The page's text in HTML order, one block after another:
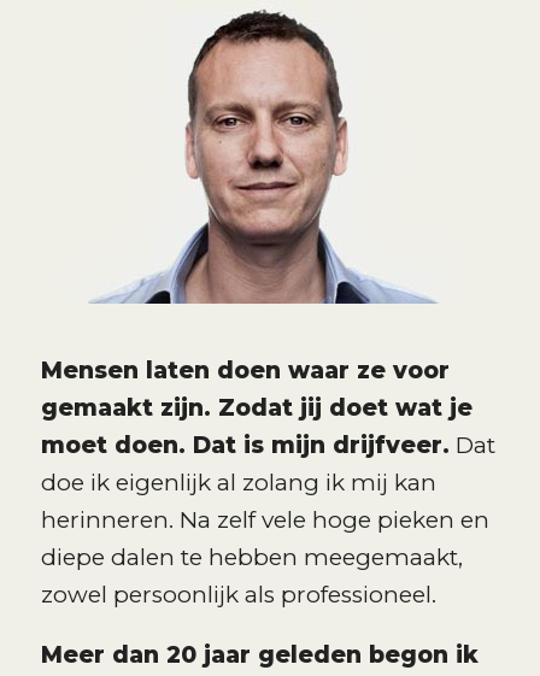
Mensen laten doen waar ze voor
gemaakt zijn. Zodat jij doet wat je
moet doen. Dat is mijn drijfveer. Dat
doe ik eigenlijk al zolang ik mij kan
herinneren. Na zelf vele hoge pieken en
diepe dalen te hebben meegemaakt,
zowel persoonlijk als professioneel.
Meer dan 20 jaar geleden begon ik